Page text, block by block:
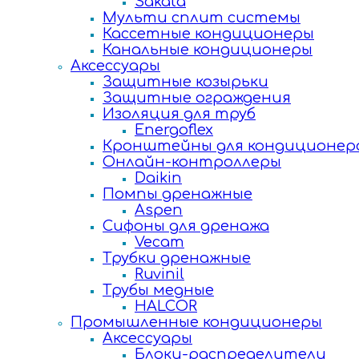
Мульти сплит системы
Кассетные кондиционеры
Канальные кондиционеры
Аксессуары
Защитные козырьки
Защитные ограждения
Изоляция для труб
Energoflex
Кронштейны для
Онлайн-контроллеры
Daikin
Помпы дренажные
Aspen
Сифоны для дренажа
Vecam
Трубки дренажные
Ruvinil
Трубы медные
HALCOR
Промышленные кондиционеры
Аксессуары
Блоки-распределители